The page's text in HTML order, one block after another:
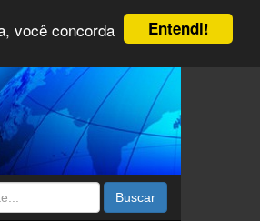
Entendi!
você concorda
Buscar